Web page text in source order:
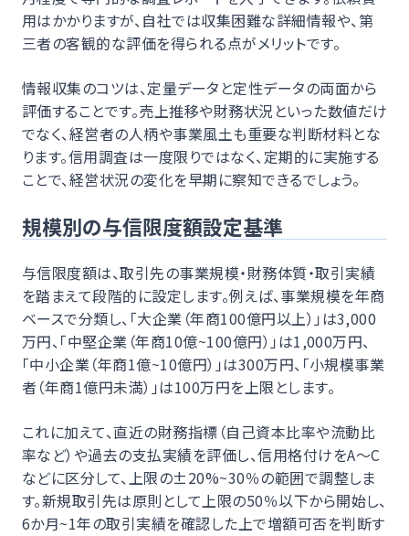
用はかかりますが、自社では収集困難な詳細情報や、第
三者の客観的な評価を得られる点がメリットです。
情報収集のコツは、定量データと定性データの両面から
評価することです。売上推移や財務状況といった数値だけ
でなく、経営者の人柄や事業風土も重要な判断材料とな
ります。信用調査は一度限りではなく、定期的に実施する
ことで、経営状況の変化を早期に察知できるでしょう。
規模別の与信限度額設定基準
与信限度額は、取引先の事業規模・財務体質・取引実績
を踏まえて段階的に設定します。例えば、事業規模を年商
ベースで分類し、「大企業（年商100億円以上）」は3,000
万円、「中堅企業（年商10億~100億円）」は1,000万円、
「中小企業（年商1億~10億円）」は300万円、「小規模事業
者（年商1億円未満）」は100万円を上限とします。
これに加えて、直近の財務指標（自己資本比率や流動比
率など）や過去の支払実績を評価し、信用格付けをA〜C
などに区分して、上限の±20%~30％の範囲で調整しま
す。新規取引先は原則として上限の50％以下から開始し、
6か月~1年の取引実績を確認した上で増額可否を判断す